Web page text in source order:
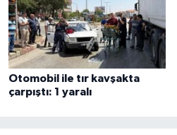
Otomobil ile tır kavşakta
çarpıştı: 1 yaralı